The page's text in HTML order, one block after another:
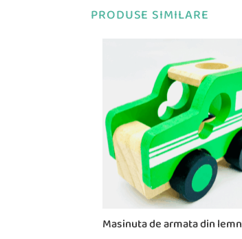
PRODUSE SIMILARE
Masinuta de armata din lemn